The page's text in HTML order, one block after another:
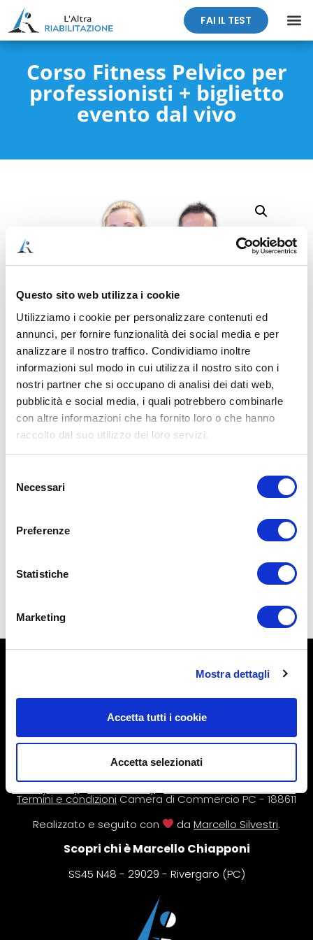
Questo sito web utilizza i cookie
Utilizziamo i cookie per personalizzare contenuti ed
annunci, per fornire funzionalità dei social media e per
analizzare il nostro traffico. Condividiamo inoltre
informazioni sul modo in cui utilizza il nostro sito con i
nostri partner che si occupano di analisi dei dati web,
pubblicità e social media, i quali potrebbero combinarle
con altre informazioni che ha fornito loro o che hanno
raccolto dal suo utilizzo dei loro servizi.
delNecessari
Preferenze
Statistiche
Marketing
Mostra dettagli
Accetta tutti i cookie
Accetta selezionati
FAI IL TEST
Corso Fitness Pelvico per
professionisti + biglietto
evento dal vivo
© L’Altra Riabilitazione di Marcello Chiapponi.
L’intero contenuto del sito è coperto da copyright. Le
informazioni riportate all’interno di questo sito web non
paziente o una visita specialistica. In caso di dubbi,
leggi il nostrodisclaimer
Privacy Policy|Cookie Policy|Gestisci consenso cookie|
Termini e condizioni Camera di Commercio PC - 188611
Realizzato e seguito con
daMarcello Silvestri.
Scopri chi è Marcello Chiapponi
SS45 N48 - 29029 - Rivergaro (PC)